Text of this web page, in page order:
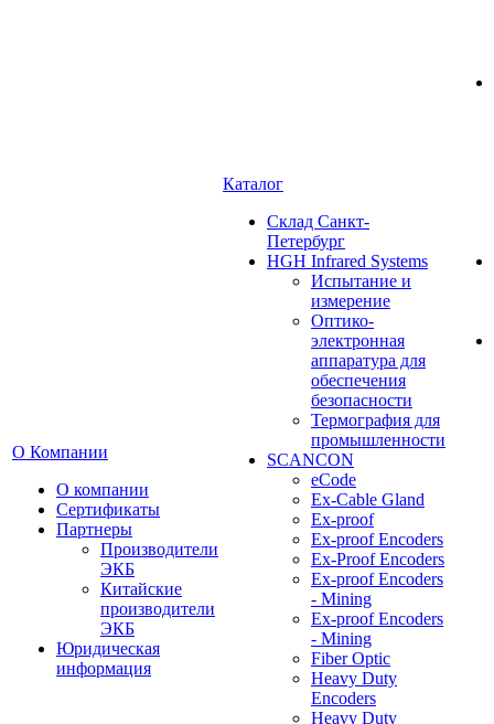
О Компании
О компании
Сертификаты
Партнеры
Производители
ЭКБ
Китайские
производители
ЭКБ
Юридическая
информация
Каталог
Cклад Санкт-
Петербург
HGH Infrared Systems
Испытание и
измерение
Оптико-
электронная
аппаратура для
обеспечения
безопасности
Термография для
промышленности
SCANCON
eCode
Ex-Cable Gland
Ex-proof
Ex-proof Encoders
Ex-Proof Encoders
Ex-proof Encoders
- Mining
Ex-proof Encoders
- Mining
Fiber Optic
Heavy Duty
Encoders
Heavy Duty